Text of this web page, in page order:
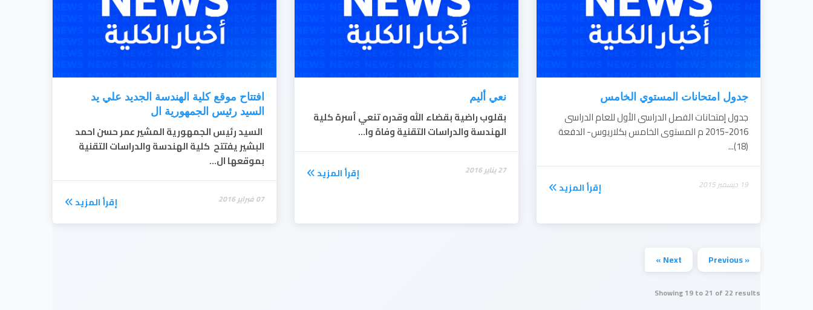
جدول امتحانات المستوي الخامس
جدول إمتحانات الفصل الدراسى الأول للعام الدراسى
2016-2015 م المستوى الخامس بكلاريوس- الدفعة
(18)...
19 ديسمبر 2015 إقرأ المزيد
نعي أليم
بقلوب راضية بقضاء الله وقدره تنعي أسرة كلية
الهندسة والدراسات التقنية وفاة وا...
27 يناير 2016 إقرأ المزيد
افتتاح موقع كلية الهندسة الجديد علي يد
السيد رئيس الجمهورية ال
السيد رئيس الجمهورية المشير عمر حسن احمد
البشير يفتتح كلية الهندسة والدراسات التقنية
بموقعها ال...
07 فبراير 2016 إقرأ المزيد
« Previous
Next »
Showing19to21 of 22 results